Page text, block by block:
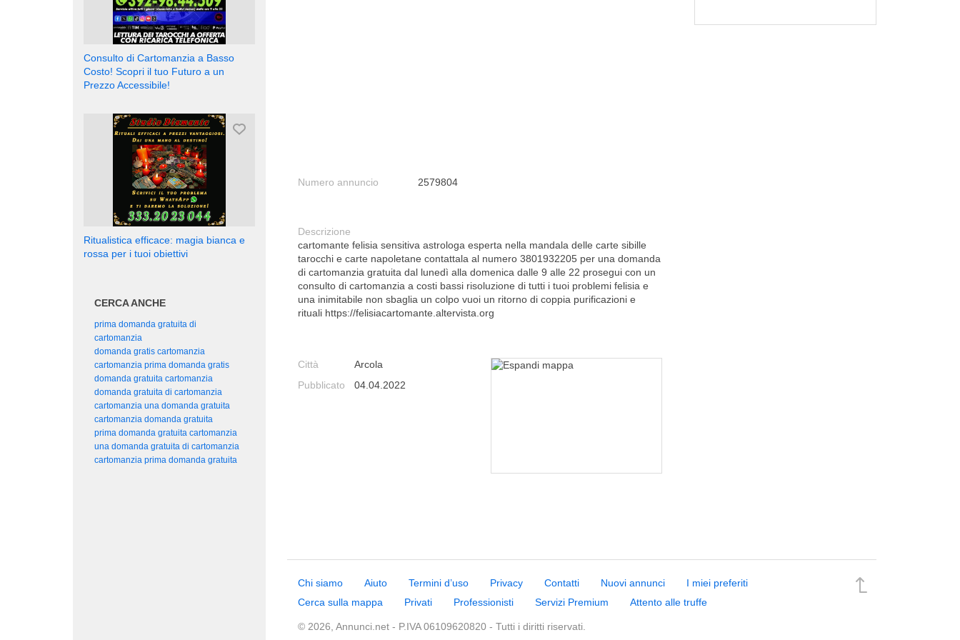
Numero annuncio 2579804
Descrizione
cartomante felisia sensitiva astrologa esperta nella mandala delle carte sibille
tarocchi e carte napoletane contattala al numero 3801932205 per una domanda
di cartomanzia gratuita dal lunedì alla domenica dalle 9 alle 22 prosegui con un
consulto di cartomanzia a costi bassi risoluzione di tutti i tuoi problemi felisia e
una inimitabile non sbaglia un colpo vuoi un ritorno di coppia purificazioni e
rituali https://felisiacartomante.altervista.org
Città
Arcola
Pubblicato
04.04.2022
Consulto di Cartomanzia a Basso
Costo! Scopri il tuo Futuro a un
Prezzo Accessibile!
Ritualistica efficace: magia bianca e
rossa per i tuoi obiettivi
CERCA ANCHE
prima domanda gratuita di
cartomanzia
domanda gratis cartomanzia
cartomanzia prima domanda gratis
domanda gratuita cartomanzia
domanda gratuita di cartomanzia
cartomanzia una domanda gratuita
cartomanzia domanda gratuita
prima domanda gratuita cartomanzia
una domanda gratuita di cartomanzia
cartomanzia prima domanda gratuita
Chi siamo Aiuto Termini d’uso Privacy Contatti Nuovi annunci
I miei preferiti
Cerca sulla mappa
Privati Professionisti Servizi Premium Attento alle truffe
© 2026, Annunci.net - P.IVA 06109620820 - Tutti i diritti riservati.